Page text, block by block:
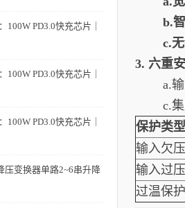
100W PD3.0快充芯片｜
100W PD3.0快充芯片｜
100W PD3.0快充芯片｜
压变换器单路2~6串升降
b.
c.
3. 六重
a.
c.
保护类型
输入欠
输入过
过温保护